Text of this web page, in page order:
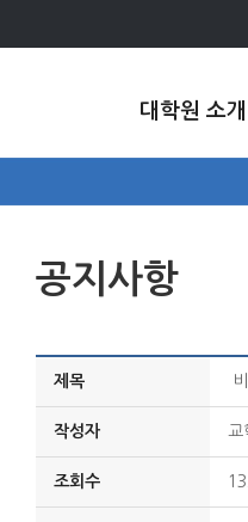
대학원 소개
공지사항
제목
작성자 교
조회수